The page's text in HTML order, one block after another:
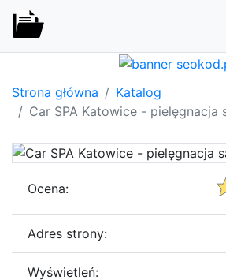
Strona główna
Katalog
Car SPA Katowice - pielęgnacja
Ocena:
Adres strony:
Wyświetleń: